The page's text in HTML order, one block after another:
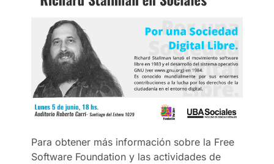
Para obtener más información sobre la Free
Software Foundation y las actividades de